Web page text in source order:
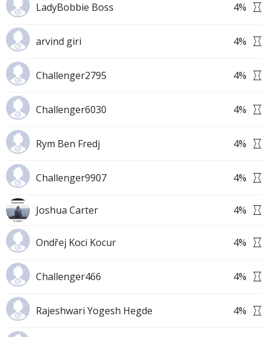
LadyBobbie Boss 4%
arvind giri 4%
Challenger2795 4%
Challenger6030 4%
Rym Ben Fredj 4%
Challenger9907 4%
Joshua Carter 4%
Ondřej Koci Kocur 4%
Challenger466 4%
Rajeshwari Yogesh Hegde 4%